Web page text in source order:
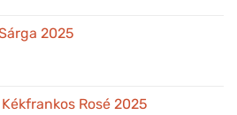
2025
Rosé 2025